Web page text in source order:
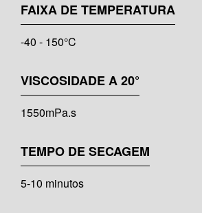
FAIXA DE TEMPERATURA
-40 - 150°C
VISCOSIDADE A 20°
1550mPa.s
TEMPO DE SECAGEM
5-10 minutos